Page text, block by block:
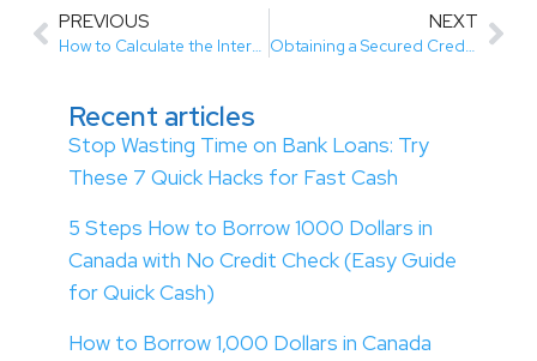
PREVIOUS
How to Calculate the Interest Rate on a Loan
NEXT
Obtaining a Secured Credit Card Helps Rebuild Your Credit Score
Recent articles
Stop Wasting Time on Bank Loans: Try
These 7 Quick Hacks for Fast Cash
5 Steps How to Borrow 1000 Dollars in
Canada with No Credit Check (Easy Guide
for Quick Cash)
How to Borrow 1,000 Dollars in Canada